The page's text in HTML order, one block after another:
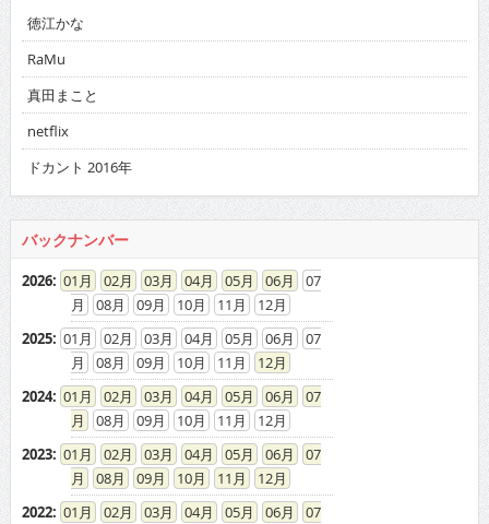
徳江かな
RaMu
真田まこと
netflix
ドカント 2016年
バックナンバー
2026: 01 02 03 04 05 06
07
08
09 10 11
12
2025: 01 02 03 04 05 06
07
08
09 10 11
12
2024: 01 02 03 04 05 06
07
08
09 10 11
12
2023: 01 02 03 04 05 06
07
08
09 10 11
12
2022: 01 02 03 04 05 06
07